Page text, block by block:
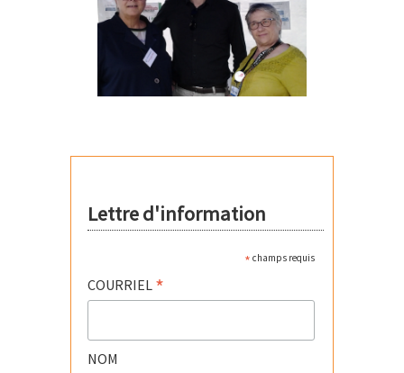
Lettre d'information
* champs requis
COURRIEL *
NOM